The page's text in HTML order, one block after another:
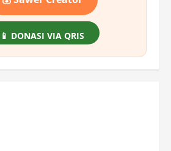
📱 DONASI VIA QRIS